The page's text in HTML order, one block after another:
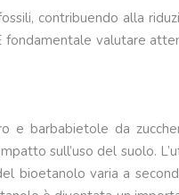
contribuendo alla
valutare
e barbabietole da
sull’uso del suolo.
bioetanolo varia a